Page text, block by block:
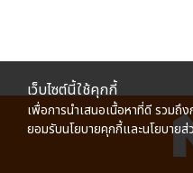
เว็บไซต์นี้ใช้คุกกี้
เพื่อการนำเสนอเนื้อหาที่ดี รวมถึ
ยอมรับนโยบายคุกกี้และนโยบายส่